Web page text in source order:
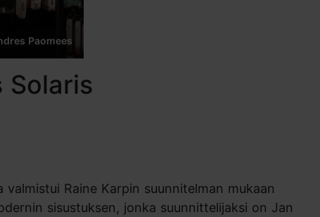
Paomees
Solaris
Raine Karpin suunnitelman mukaan
sisustuksen, jonka suunnittelijaksi on Jan